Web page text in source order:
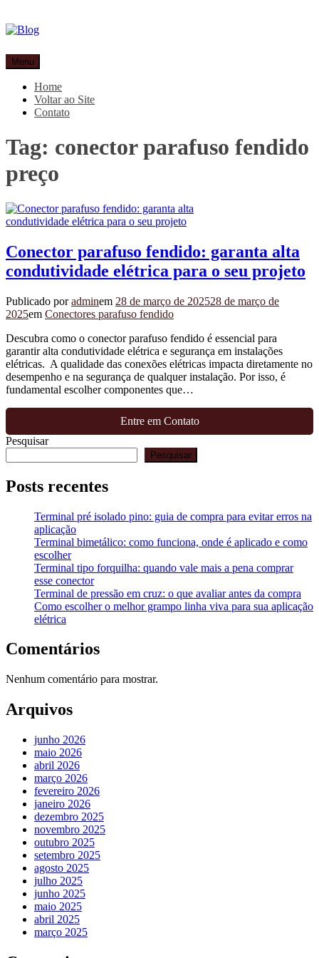
para
o
Blog
Especialistas em conectores e acessórios
Menu
Home
Voltar ao Site
Contato
Tag: conector parafuso fendido
preço
Conector parafuso fendido: garanta alta
condutividade elétrica para o seu projeto
Publicado poradminem 28 de março de 202528 de março de
2025em Conectores parafuso fendido
Descubra como o conector parafuso fendido é essencial para
garantir alta condutividade elétrica e segurança em instalações
elétricas. A qualidade das conexões elétricas impacta diretamente no
desempenho e na segurança de qualquer instalação. Por isso, é
fundamental escolher componentes que…
Entre em Contato
Pesquisar
Pesquisar
Posts recentes
Terminal pré isolado pino: guia de compra para evitar erros na
aplicação
Terminal bimetálico: como funciona, onde é aplicado e como
escolher
Terminal tipo forquilha: quando vale mais a pena comprar
esse conector
Terminal de pressão em cruz: o que avaliar antes da compra
Como escolher o melhor grampo linha viva para sua aplicação
elétrica
Comentários
Nenhum comentário para mostrar.
Arquivos
junho 2026
maio 2026
abril 2026
março 2026
fevereiro 2026
janeiro 2026
dezembro 2025
novembro 2025
outubro 2025
setembro 2025
agosto 2025
julho 2025
junho 2025
maio 2025
abril 2025
março 2025